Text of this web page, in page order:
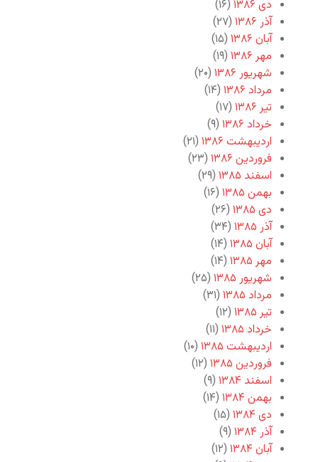
دی ۱۳۸۶
(۱۶)
آذر ۱۳۸۶
(۲۷)
آبان ۱۳۸۶
(۱۵)
مهر ۱۳۸۶
(۱۹)
شهریور ۱۳۸۶
(۲۰)
مرداد ۱۳۸۶
(۱۴)
تیر ۱۳۸۶
(۱۷)
خرداد ۱۳۸۶
(۹)
اردیبهشت ۱۳۸۶
(۲۱)
فروردین ۱۳۸۶
(۲۳)
اسفند ۱۳۸۵
(۲۹)
بهمن ۱۳۸۵
(۱۶)
دی ۱۳۸۵
(۲۶)
آذر ۱۳۸۵
(۳۴)
آبان ۱۳۸۵
(۱۴)
مهر ۱۳۸۵
(۱۴)
شهریور ۱۳۸۵
(۲۵)
مرداد ۱۳۸۵
(۳۱)
تیر ۱۳۸۵
(۱۲)
خرداد ۱۳۸۵
(۱۱)
اردیبهشت ۱۳۸۵
(۱۰)
فروردین ۱۳۸۵
(۱۲)
اسفند ۱۳۸۴
(۹)
بهمن ۱۳۸۴
(۱۴)
دی ۱۳۸۴
(۱۵)
آذر ۱۳۸۴
(۹)
آبان ۱۳۸۴
(۱۲)